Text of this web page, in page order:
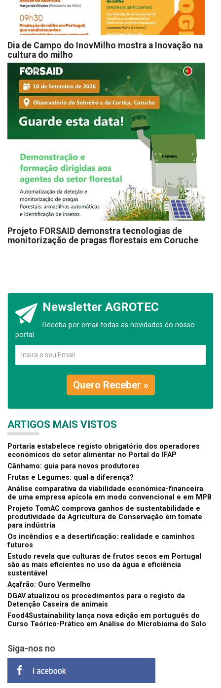
Dia de Campo do InovMilho mostra a Inovação na
cultura do milho
Projeto FORSAID demonstra tecnologias de
monitorização de pragas florestais em Coruche
Newsletter AGROTEC
Receba por email todas as novidades do nosso
portal.
Quero Receber »
ARTIGOS MAIS VISTOS
Portaria estabelece registo obrigatório dos operadores
económicos do setor alimentar no Portal do IFAP
Cânhamo: guia para novos produtores
Frutas e Legumes: qual a diferença?
Análise comparativa da viabilidade económica-financeira
de uma empresa apícola em modo convencional e em MPB
Projeto TomAC comprova ganhos de sustentabilidade e
produtividade da Agricultura de Conservação em tomate
para indústria
Os incêndios e a desertificação: realidade e caminhos
futuros
Estudo revela que culturas de frutos secos em Portugal
são as mais eficientes no uso da água e eficiência
sustentável
Açafrão: Ouro Vermelho
DGAV atualizou os procedimentos para o registo da
Detenção Caseira de animais
Food4Sustainability lança nova edição em português do
Curso Teórico-Prático em Análise do Microbioma do Solo
Siga-nos no